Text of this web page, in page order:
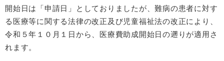
開始日は「申請日」としておりましたが、難病の患者に対す
る医療等に関する法律の改正及び児童福祉法の改正により、
令和５年１０月１日から、医療費助成開始日の遡りが適用さ
れます。